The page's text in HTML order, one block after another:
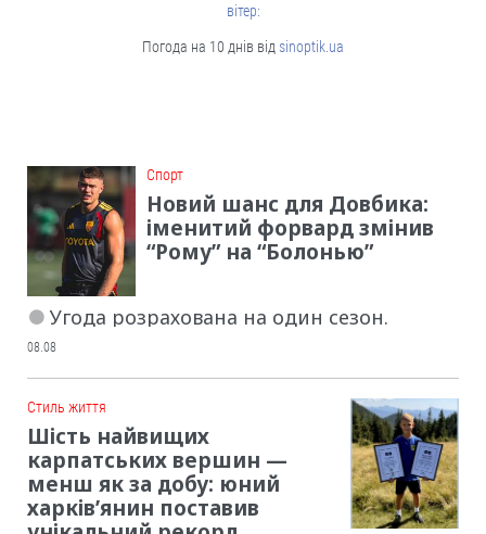
вітер:
Погода на 10 днів від sinoptik.ua
Cпорт
Новий шанс для Довбика:
іменитий форвард змінив
“Рому” на “Болонью”
Угода розрахована на один сезон.
08.08
Cтиль життя
Шість найвищих
карпатських вершин —
менш як за добу: юний
харків’янин поставив